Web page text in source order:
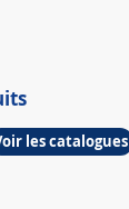
les catalogues